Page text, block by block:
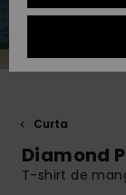
PRESENTE
DESEJO
Curta
Diamond
T-shirt de